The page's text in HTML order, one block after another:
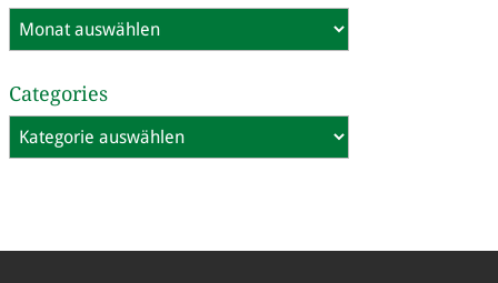
Archives
Categories
Categories